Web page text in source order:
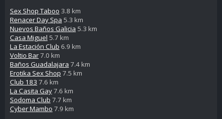
Sex Shop Taboo 3.8 km
Renacer Day Spa 5.3 km
Nuevos Baños Galicia 5.3 km
Casa Miguel 5.7 km
La Estación Club 6.9 km
Voltio Bar7.0 km
Baños Guadalajara 7.4 km
Erotika Sex Shop 7.5 km
Club 183 7.6 km
La Casita Gay7.6 km
Sodoma Club 7.7 km
Cyber Mambo 7.9 km